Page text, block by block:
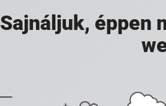
Sajnáljuk, éppen